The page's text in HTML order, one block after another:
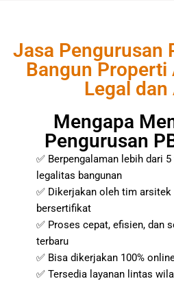
Jasa Pengurusan
Bangun Properti
Legal dan
Mengapa
Pengurusan
✅ Berpengalaman lebih dari
legalitas bangunan
✅ Dikerjakan oleh tim
bersertifikat
✅ Proses cepat, efisien, dan
terbaru
✅ Bisa dikerjakan 100%
✅ Tersedia layanan lintas